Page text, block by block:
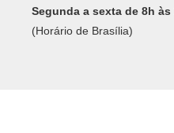
Segunda a sexta de 8h às
(Horário de Brasília)